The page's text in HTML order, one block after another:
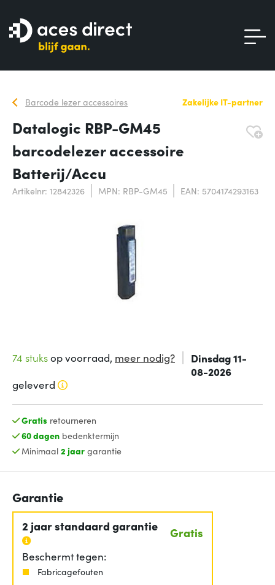
Barcode lezer accessoires Zakelijke IT-partner
Datalogic RBP-GM45
barcodelezer accessoire
Batterij/Accu
Artikelnr: 12842326 MPN: RBP-GM45 EAN: 5704174293163
74 stuksop voorraad, meer nodig?
Dinsdag 11-
08-2026
geleverd
Gratis retourneren
60 dagenbedenktermijn
Minimaal 2 jaargarantie
Garantie
2 jaar standaard garantie Gratis
Beschermt tegen:
Fabricagefouten